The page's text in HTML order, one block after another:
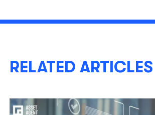
RELATED ARTICLES